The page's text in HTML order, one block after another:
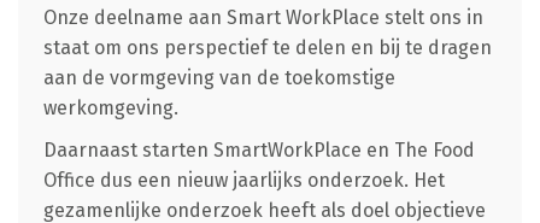
Onze deelname aan Smart WorkPlace stelt ons in
staat om ons perspectief te delen en bij te dragen
aan de vormgeving van de toekomstige
werkomgeving.
Daarnaast starten SmartWorkPlace en The Food
Office dus een nieuw jaarlijks onderzoek. Het
gezamenlijke onderzoek heeft als doel objectieve